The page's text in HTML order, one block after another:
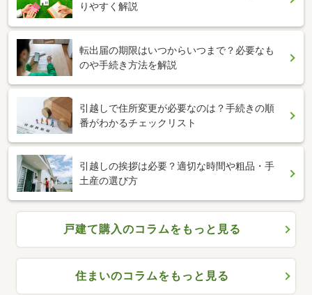
りやすく解説
転出届の期限はいつからいつまで？必要なも
のや手続き方法を解説
引越しで住所変更が必要なのは？手続きの順
番がわかるチェックリスト
引越しの挨拶は必要？適切な時間や粗品・手
土産の選び方
戸建て購入のコラムをもっと見る
住まいのコラムをもっと見る